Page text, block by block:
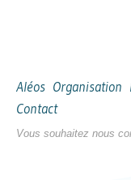
Aléos Organisation
Contact
Vous souhaitez nous